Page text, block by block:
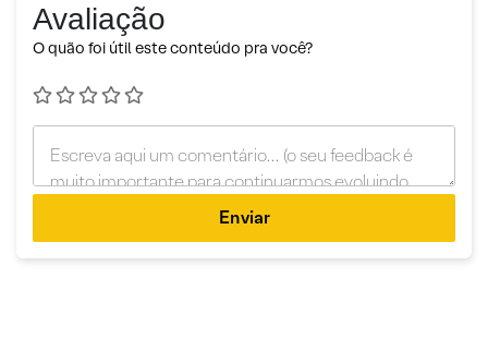
Avaliação
O quão foi útil este conteúdo pra você?
Enviar